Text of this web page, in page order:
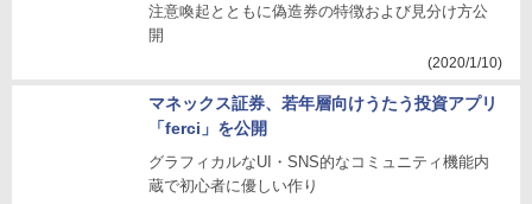
注意喚起とともに偽造券の特徴および見分け方公
開
(2020/1/10)
マネックス証券、若年層向けうたう投資アプリ
「ferci」を公開
グラフィカルなUI・SNS的なコミュニティ機能内
蔵で初心者に優しい作り